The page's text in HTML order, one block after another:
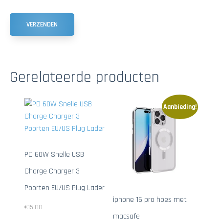
Gerelateerde producten
PD 60W Snelle USB
Charge Charger 3
Poorten EU/US Plug Lader
€15.00
Aanbieding!
iphone 16 pro hoes met
macsafe